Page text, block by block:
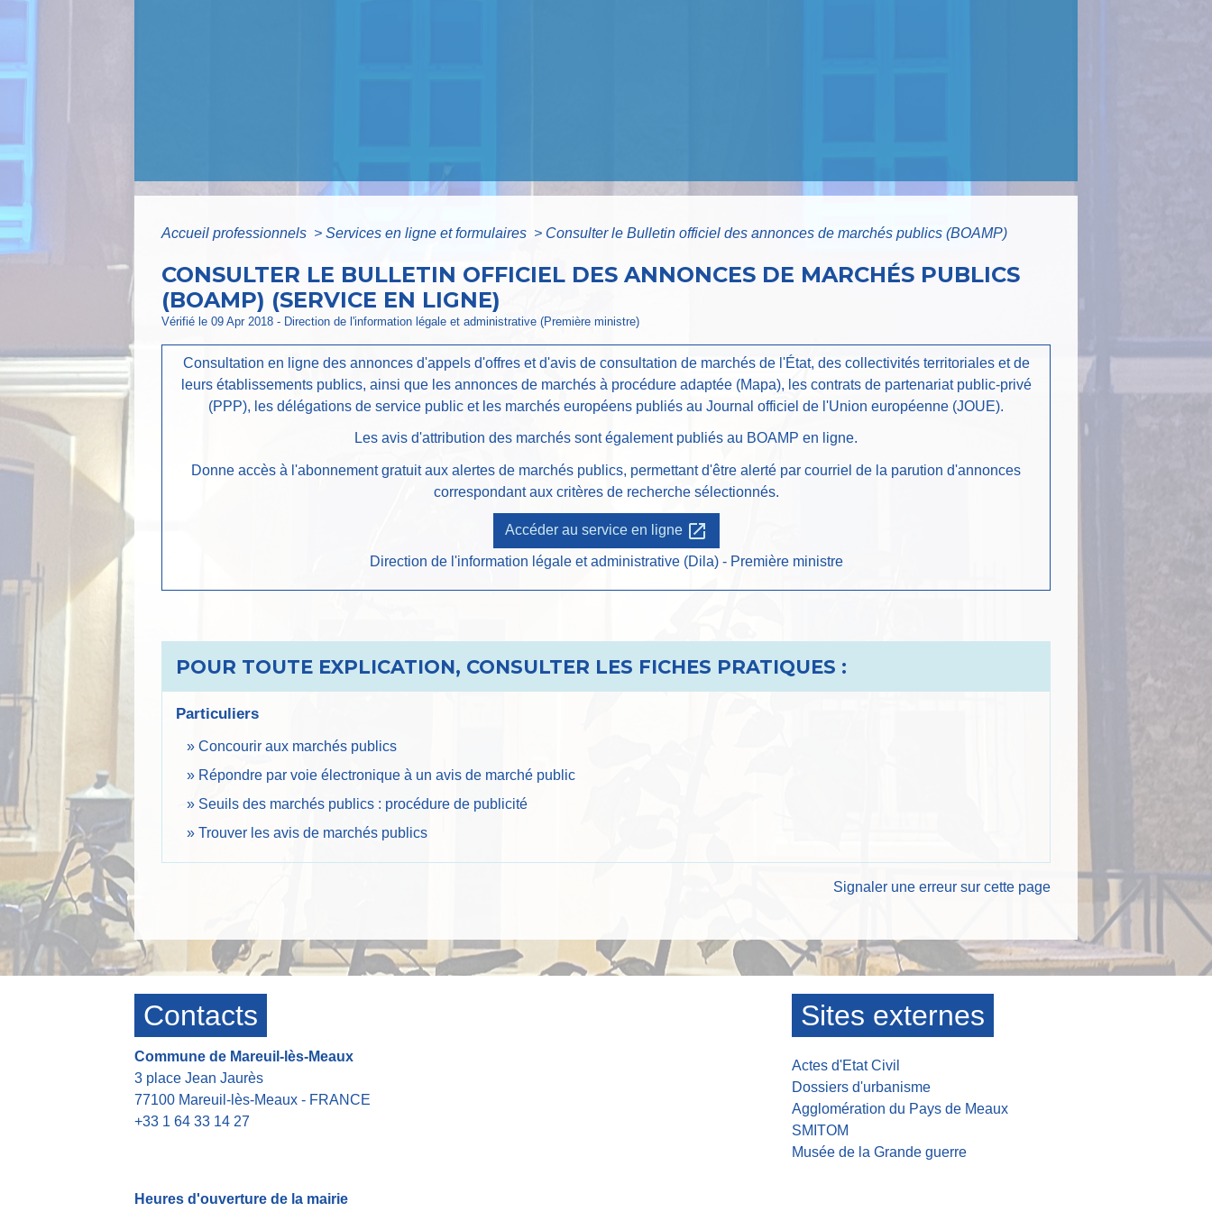
Accueil professionnels > Services en ligne et formulaires > Consulter le Bulletin officiel des annonces de marchés publics (BOAMP)
CONSULTER LE BULLETIN OFFICIEL DES ANNONCES DE MARCHÉS PUBLICS
(BOAMP) (SERVICE EN LIGNE)
Vérifié le 09 Apr 2018 - Direction de l'information légale et administrative (Première ministre)
Consultation en ligne des annonces d'appels d'offres et d'avis de consultation de marchés de l'État, des collectivités territoriales et de
leurs établissements publics, ainsi que les annonces de marchés à procédure adaptée (Mapa), les contrats de partenariat public-privé
(PPP), les délégations de service public et les marchés européens publiés au Journal officiel de l'Union européenne (JOUE).
Les avis d'attribution des marchés sont également publiés au BOAMP en ligne.
Donne accès à l'abonnement gratuit aux alertes de marchés publics, permettant d'être alerté par courriel de la parution d'annonces
correspondant aux critères de recherche sélectionnés.
Accéder au service en ligne open_in_new
Direction de l'information légale et administrative (Dila) - Première ministre
POUR TOUTE EXPLICATION, CONSULTER LES FICHES PRATIQUES :
Particuliers
Concourir aux marchés publics
Répondre par voie électronique à un avis de marché public
Seuils des marchés publics : procédure de publicité
Trouver les avis de marchés publics
Signaler une erreur sur cette page
Contacts
Commune de Mareuil-lès-Meaux
3 place Jean Jaurès
77100 Mareuil-lès-Meaux - FRANCE
+33 1 64 33 14 27
Heures d'ouverture de la mairie
Sites externes
Actes d'Etat Civil
Dossiers d'urbanisme
Agglomération du Pays de Meaux
SMITOM
Musée de la Grande guerre